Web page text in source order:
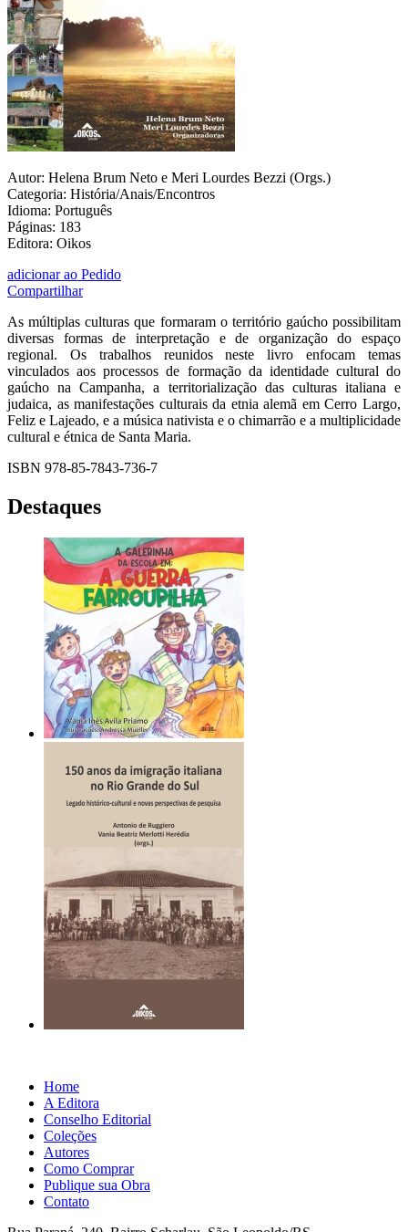
Autor: Helena Brum Neto e Meri Lourdes Bezzi (Orgs.)
Categoria: História/Anais/Encontros
Idioma: Português
Páginas: 183
Editora: Oikos
adicionar ao Pedido
Compartilhar
As múltiplas culturas que formaram o território gaúcho possibilitam
diversas formas de interpretação e de organização do espaço
regional. Os trabalhos reunidos neste livro enfocam temas
vinculados aos processos de formação da identidade cultural do
gaúcho na Campanha, a territorialização das culturas italiana e
judaica, as manifestações culturais da etnia alemã em Cerro Largo,
Feliz e Lajeado, e a música nativista e o chimarrão e a multiplicidade
cultural e étnica de Santa Maria.
ISBN 978-85-7843-736-7
Destaques
Home
A Editora
Conselho Editorial
Coleções
Autores
Como Comprar
Publique sua Obra
Contato